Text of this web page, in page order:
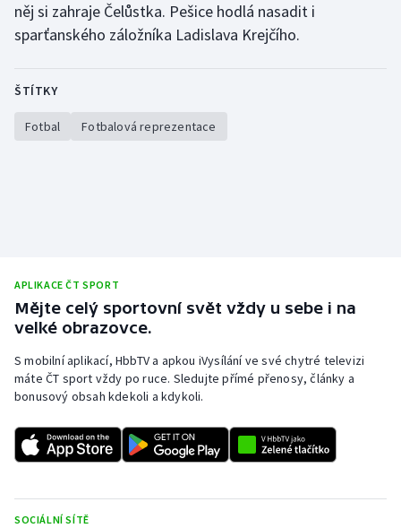
Stolní tenis
něj si zahraje Čelůstka. Pešice hodlá nasadit i
sparťanského záložníka Ladislava Krejčího.
ŠTÍTKY
Fotbal Fotbalová reprezentace
APLIKACE ČT SPORT
Mějte celý sportovní svět vždy u sebe i na
velké obrazovce.
S mobilní aplikací, HbbTV a apkou iVysílání ve své chytré televizi
máte ČT sport vždy po ruce. Sledujte přímé přenosy, články a
bonusový obsah kdekoli a kdykoli.
SOCIÁLNÍ SÍTĚ